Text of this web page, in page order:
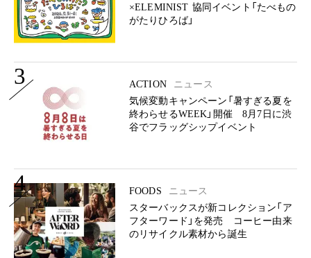
×ELEMINIST 協同イベント「たべもの
がたりひろば」
3 ACTION
ニュース
気候変動キャンペーン「暑すぎる夏を
終わらせるWEEK」開催 8月7日に渋
谷でフラッグシップイベント
4 FOODS
ニュース
スターバックスが新コレクション「ア
フターワード」を発売 コーヒー由来
のリサイクル素材から誕生